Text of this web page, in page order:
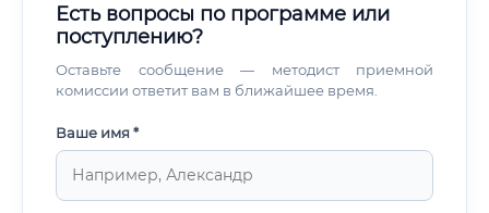
Есть вопросы по программе или
поступлению?
Оставьте сообщение — методист приемной
комиссии ответит вам в ближайшее время.
Ваше имя *